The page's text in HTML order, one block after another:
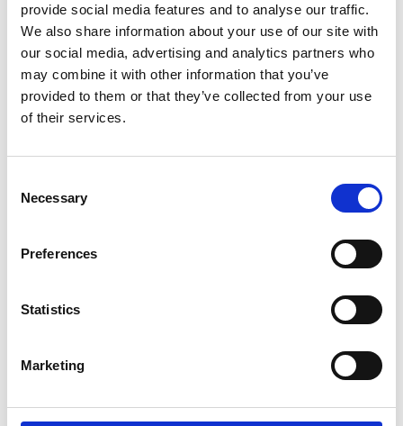
provide social media features and to analyse our traffic.
We also share information about your use of our site with
our social media, advertising and analytics partners who
may combine it with other information that you’ve
provided to them or that they’ve collected from your use
of their services.
Selection
Necessary
Preferences
Statistics
Marketing
Mød Danmarks førende gallerier med værker i alle prisklasser fra
kunstværker til hjemmet eller arbejdspladsen. Find kunst, der
provokerer, undrer, vækker glæde og får dig til at stille spørgsmål.
Find os